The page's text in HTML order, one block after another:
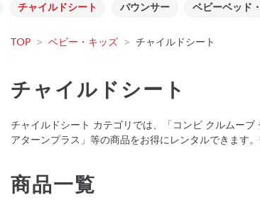
チャイルドシート バウンサー ベビーベッド
TOP > ベビー・キッズ > チャイルドシート
チャイルドシート
チャイルドシート カテゴリでは、「コンビ クルムー
アターンプラス」等の商品をお得にレンタルできます
商品一覧